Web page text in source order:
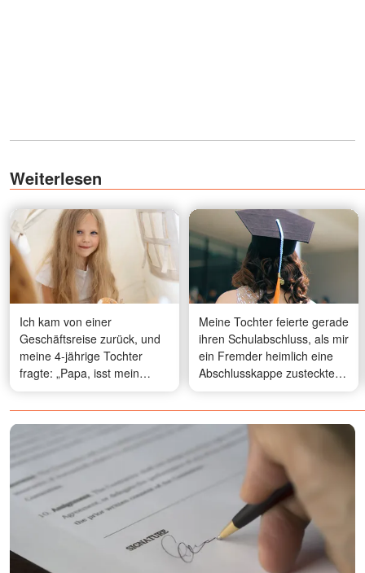
Weiterlesen
Ich kam von einer
Geschäftsreise zurück, und
meine 4-jährige Tochter
fragte: „Papa, isst mein
anderer Papa mit uns zu
Mittag? Er sitzt im Keller.“ –
Ich ging nach unten, und
was ich sah, ließ mir das Blut
in den Adern gefrieren
Meine Tochter feierte gerade
ihren Schulabschluss, als mir
ein Fremder heimlich eine
Abschlusskappe zusteckte
und flüsterte: „Öffne das
Futter“ – was da herausfiel,
ließ mich blass werden und
zu meiner Tochter eilen